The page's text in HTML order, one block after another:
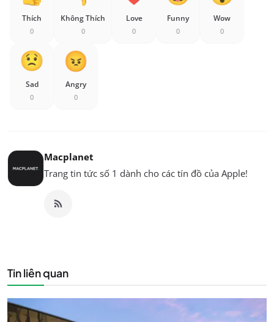
Thích
0
Không Thích
0
Love
0
Funny
0
Wow
0
Sad
0
Angry
0
Macplanet
Trang tin tức số 1 dành cho các tín đồ của Apple!
Tin liên quan